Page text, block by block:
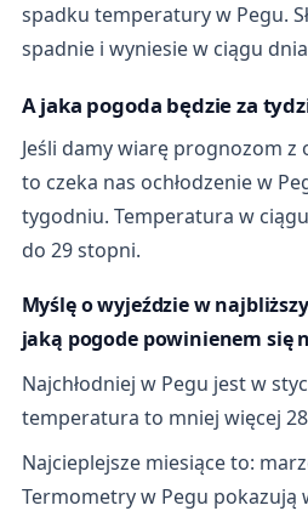
spadku temperatury w Pegu.
spadnie i wyniesie w ciągu
A jaka pogoda będzie za
Jeśli damy wiarę prognozom z
to czeka nas ochłodzenie w
tygodniu. Temperatura w
do 29 stopni.
Myślę o wyjeździe w
jaką pogode powinienem się
Najchłodniej w Pegu jest w
temperatura to mniej więcej
Najcieplejsze miesiące to:
Termometry w Pegu pokazują